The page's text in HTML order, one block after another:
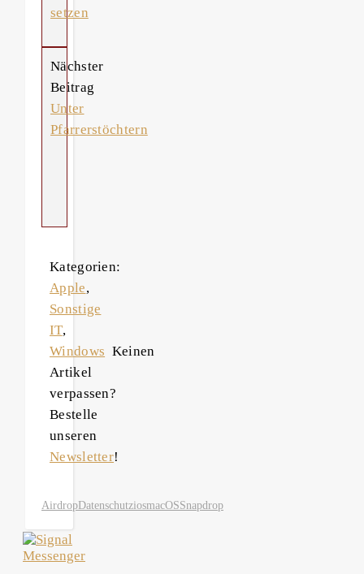
setzen
Nächster
Beitrag
Unter
Pfarrerstöchtern
Kategorien:
Apple,
Sonstige
IT,
Windows Keinen
Artikel
verpassen?
Bestelle
unseren
Newsletter!
AirdropDatenschutziosmacOSSnapdrop